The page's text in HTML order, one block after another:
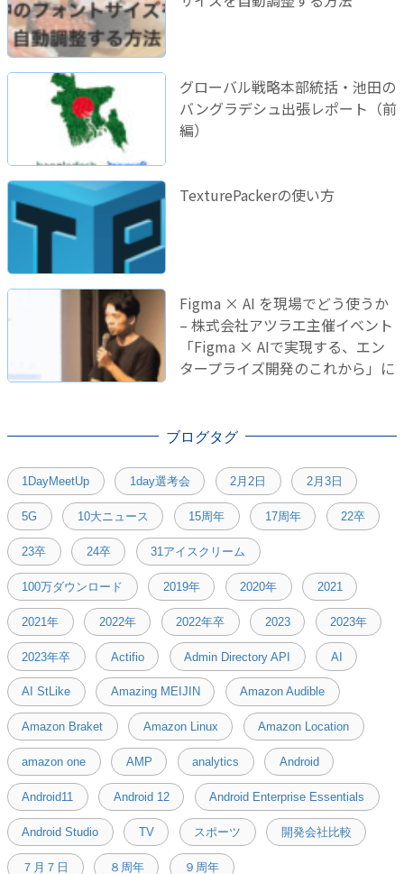
グローバル戦略本部統括・池田の
バングラデシュ出張レポート（前
編）
TexturePackerの使い方
Figma × AI を現場でどう使うか
– 株式会社アツラエ主催イベント
「Figma × AIで実現する、エン
タープライズ開発のこれから」に
ブログタグ
1DayMeetUp 1day選考会 2月2日 2月3日
5G 10大ニュース 15周年 17周年 22卒
23卒 24卒 31アイスクリーム
100万ダウンロード 2019年 2020年 2021
2021年 2022年 2022年卒 2023 2023年
2023年卒 Actifio Admin Directory API AI
AI StLike Amazing MEIJIN Amazon Audible
Amazon Braket Amazon Linux Amazon Location
amazon one AMP analytics Android
Android11 Android 12 Android Enterprise Essentials
Android Studio TV スポーツ 開発会社比較
７月７日 ８周年 ９周年